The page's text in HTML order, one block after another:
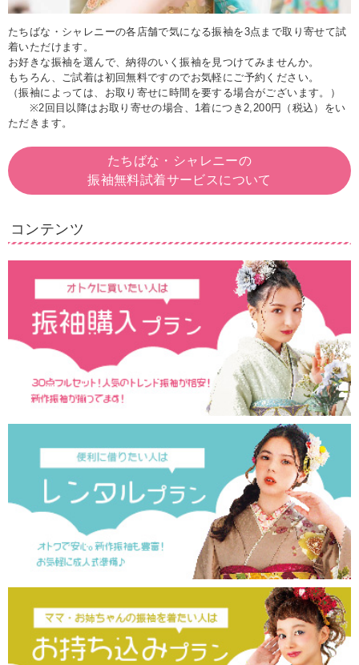
たちばな・シャレニーの各店舗で気になる振袖を3点まで取り寄せて試
着いただけます。
お好きな振袖を選んで、納得のいく振袖を見つけてみませんか。
もちろん、ご試着は初回無料ですのでお気軽にご予約ください。
（振袖によっては、お取り寄せに時間を要する場合がございます。）
※2回目以降はお取り寄せの場合、1着につき2,200円（税込）をい
ただきます。
たちばな・シャレニーの
振袖無料試着サービスについて
コンテンツ